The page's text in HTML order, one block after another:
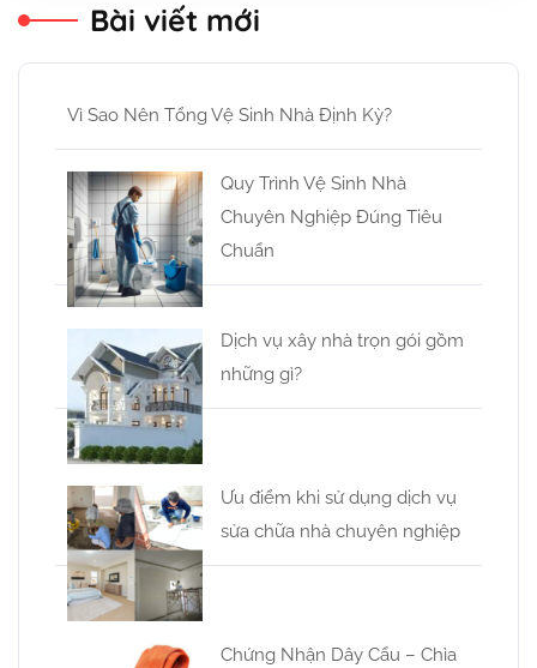
Bài viết mới
Vì Sao Nên Tổng Vệ Sinh Nhà Định Kỳ?
Quy Trình Vệ Sinh Nhà
Chuyên Nghiệp Đúng Tiêu
Chuẩn
Dịch vụ xây nhà trọn gói gồm
những gì?
Ưu điểm khi sử dụng dịch vụ
sửa chữa nhà chuyên nghiệp
Chứng Nhận Dây Cẩu – Chìa